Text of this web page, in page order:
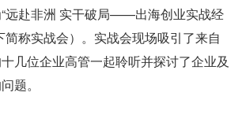
远赴非洲 实干破局——出海创业实战经
简称实战会）。实战会现场吸引了来自
几位企业高管一起聆听并探讨了企业及
题。